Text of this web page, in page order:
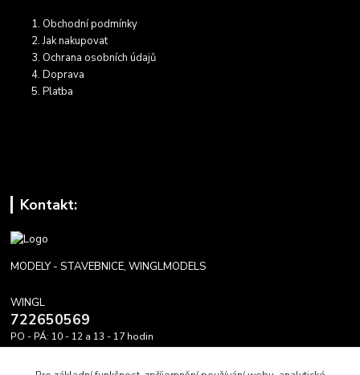
Obchodní podmínky
Jak nakupovat
Ochrana osobních údajů
Doprava
Platba
Kontakt:
MODELY - STAVEBNICE, WINGLMODELS
WINGL
722650569
PO - PÁ: 10 - 12 a 13 - 17 hodin